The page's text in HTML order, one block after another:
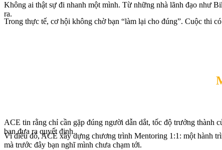
Không ai thật sự đi nhanh một mình. Từ những nhà lãnh đạo như
ra.
Trong thực tế, cơ hội không chờ bạn “làm lại cho đúng”. Cuộc thi
ACE tin rằng chỉ cần gặp đúng người dẫn dắt, tốc độ trưởng thành
bạn đưa ra quyết định.
Vì điều đó, ACE xây dựng chương trình Mentoring 1:1: một hành
mà trước đây bạn nghĩ mình chưa chạm tới.